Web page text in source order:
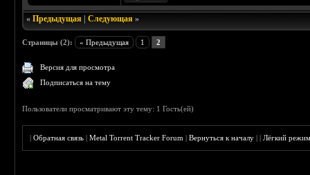
«Предыдущая |Следующая »
Страницы (2): « Предыдущая 1 2
Версия для просмотра
Подписаться на тему
Пользователи просматривают эту тему: 1 Гость(ей)
|Обратная связь |Metal Torrent Tracker Forum |Вернуться к началу ||Лёгкий